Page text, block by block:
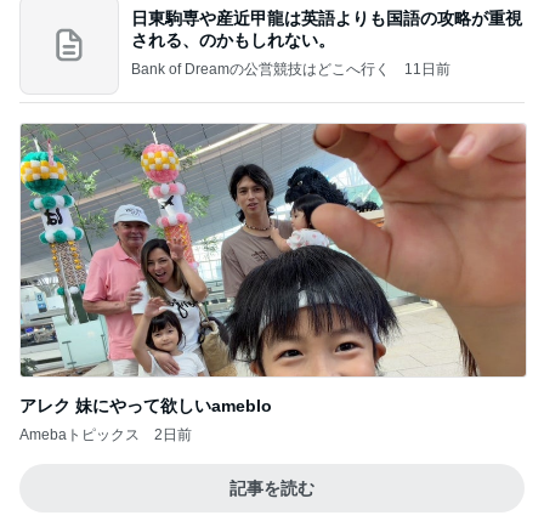
日東駒専や産近甲龍は英語よりも国語の攻略が重視
される、のかもしれない。
Bank of Dreamの公営競技はどこへ行く 11日前
アレク 妹にやって欲しいameblo
Amebaトピックス 2日前
記事を読む